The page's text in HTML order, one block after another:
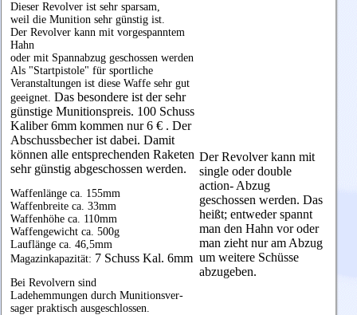
Dieser Revolver ist sehr sparsam,
weil die Munition sehr günstig ist.
Der Revolver kann mit vorgespanntem
Hahn
oder mit Spannabzug geschossen werden
Als "Startpistole" für sportliche
Veranstaltungen ist diese Waffe sehr gut
geeignet. Das besondere ist der sehr
günstige Munitionspreis. 100 Schuss
Kaliber 6mm kommen nur 6 € . Der
Abschussbecher ist dabei. Damit
können alle entsprechenden Raketen
sehr günstig abgeschossen werden.
Waffenlänge ca. 155mm
Waffenbreite ca. 33mm
Waffenhöhe ca. 110mm
Waffengewicht ca. 500g
Lauflänge ca. 46,5mm
Magazinkapazität: 7 Schuss Kal. 6mm
Bei Revolvern sind
Ladehemmungen durch Munitionsver-
sager praktisch ausgeschlossen.
Der Revolver kann mit
single oder double
action- Abzug
geschossen werden. Das
heißt; entweder spannt
man den Hahn vor oder
man zieht nur am Abzug
um weitere Schüsse
abzugeben.